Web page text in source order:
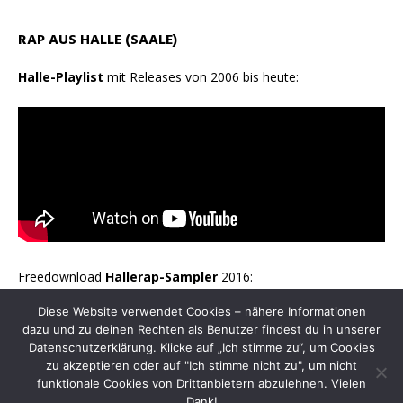
RAP AUS HALLE (SAALE)
Halle-Playlist mit Releases von 2006 bis heute:
Freedownload Hallerap-Sampler 2016:
Diese Website verwendet Cookies – nähere Informationen
dazu und zu deinen Rechten als Benutzer findest du in unserer
Datenschutzerklärung. Klicke auf „Ich stimme zu“, um Cookies
zu akzeptieren oder auf "Ich stimme nicht zu", um nicht
funktionale Cookies von Drittanbietern abzulehnen. Vielen